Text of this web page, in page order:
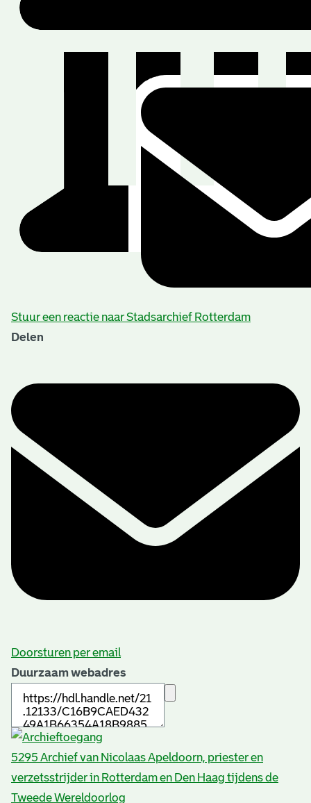
Stuur een reactie naar Stadsarchief Rotterdam
Delen
Doorsturen per email
Duurzaam webadres
5295 Archief van Nicolaas Apeldoorn, priester en
verzetsstrijder in Rotterdam en Den Haag tijdens de
Tweede Wereldoorlog